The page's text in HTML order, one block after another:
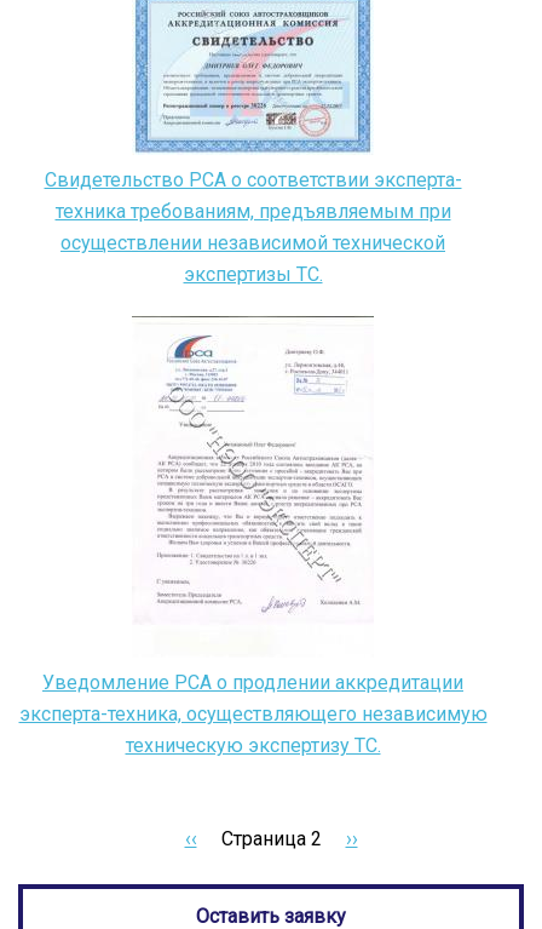
Свидетельство РСА о соответствии эксперта-
техника требованиям, предъявляемым при
осуществлении независимой технической
экспертизы ТС.
Уведомление РСА о продлении аккредитации
эксперта-техника, осуществляющего независимую
техническую экспертизу ТС.
страниц
←
‹‹ Страница 2
Следующая
››
Оставить заявку